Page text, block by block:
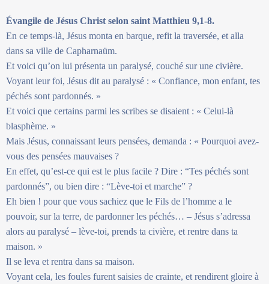
Évangile de Jésus Christ selon saint Matthieu 9,1-8.
En ce temps-là, Jésus monta en barque, refit la traversée, et alla
dans sa ville de Capharnaüm.
Et voici qu’on lui présenta un paralysé, couché sur une civière.
Voyant leur foi, Jésus dit au paralysé : « Confiance, mon enfant, tes
péchés sont pardonnés. »
Et voici que certains parmi les scribes se disaient : « Celui-là
blasphème. »
Mais Jésus, connaissant leurs pensées, demanda : « Pourquoi avez-
vous des pensées mauvaises ?
En effet, qu’est-ce qui est le plus facile ? Dire : “Tes péchés sont
pardonnés”, ou bien dire : “Lève-toi et marche” ?
Eh bien ! pour que vous sachiez que le Fils de l’homme a le
pouvoir, sur la terre, de pardonner les péchés… – Jésus s’adressa
alors au paralysé – lève-toi, prends ta civière, et rentre dans ta
maison. »
Il se leva et rentra dans sa maison.
Voyant cela, les foules furent saisies de crainte, et rendirent gloire à